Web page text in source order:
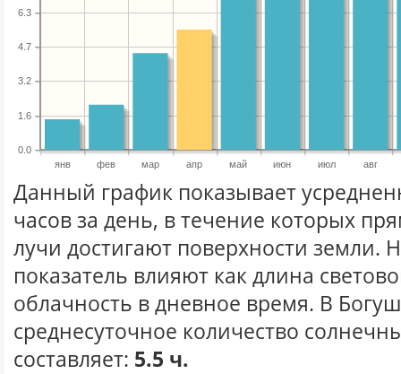
янв фев мар апр май июн июл авг
0.0
1.6
3.2
4.7
6.3
Данный график показывает
часов за день, в течение которых
лучи достигают поверхности земли.
показатель влияют как длина
облачность в дневное время. В
среднесуточное количество
составляет: 5.5 ч.